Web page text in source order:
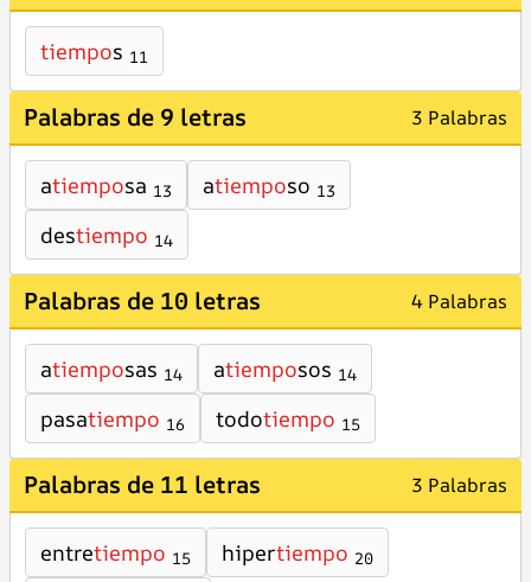
tiempos 11
Palabras de 9 letras 3 Palabras
atiemposa 13 atiemposo 13
destiempo 14
Palabras de 10 letras 4 Palabras
atiemposas 14 atiemposos 14
pasatiempo 16 todotiempo 15
Palabras de 11 letras 3 Palabras
entretiempo 15 hipertiempo 20